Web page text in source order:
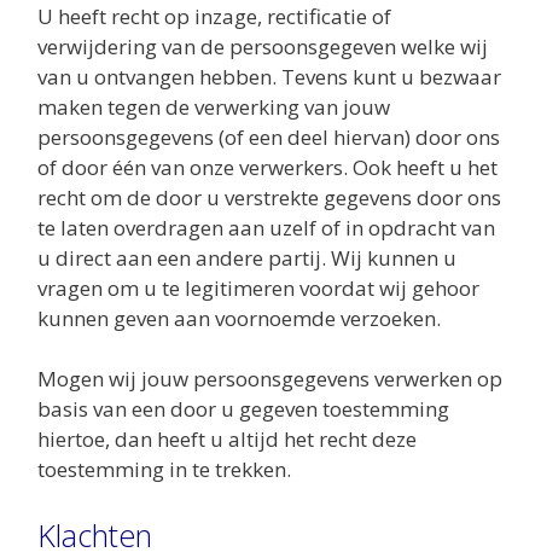
U heeft recht op inzage, rectificatie of
verwijdering van de persoonsgegeven welke wij
van u ontvangen hebben. Tevens kunt u bezwaar
maken tegen de verwerking van jouw
persoonsgegevens (of een deel hiervan) door ons
of door één van onze verwerkers. Ook heeft u het
recht om de door u verstrekte gegevens door ons
te laten overdragen aan uzelf of in opdracht van
u direct aan een andere partij. Wij kunnen u
vragen om u te legitimeren voordat wij gehoor
kunnen geven aan voornoemde verzoeken.
Mogen wij jouw persoonsgegevens verwerken op
basis van een door u gegeven toestemming
hiertoe, dan heeft u altijd het recht deze
toestemming in te trekken.
Klachten